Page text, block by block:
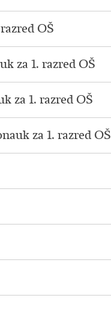
OŠ
za 1. razred OŠ
za 1. razred OŠ
za 1. razred OŠ